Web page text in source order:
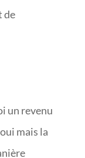
de
un revenu
mais la